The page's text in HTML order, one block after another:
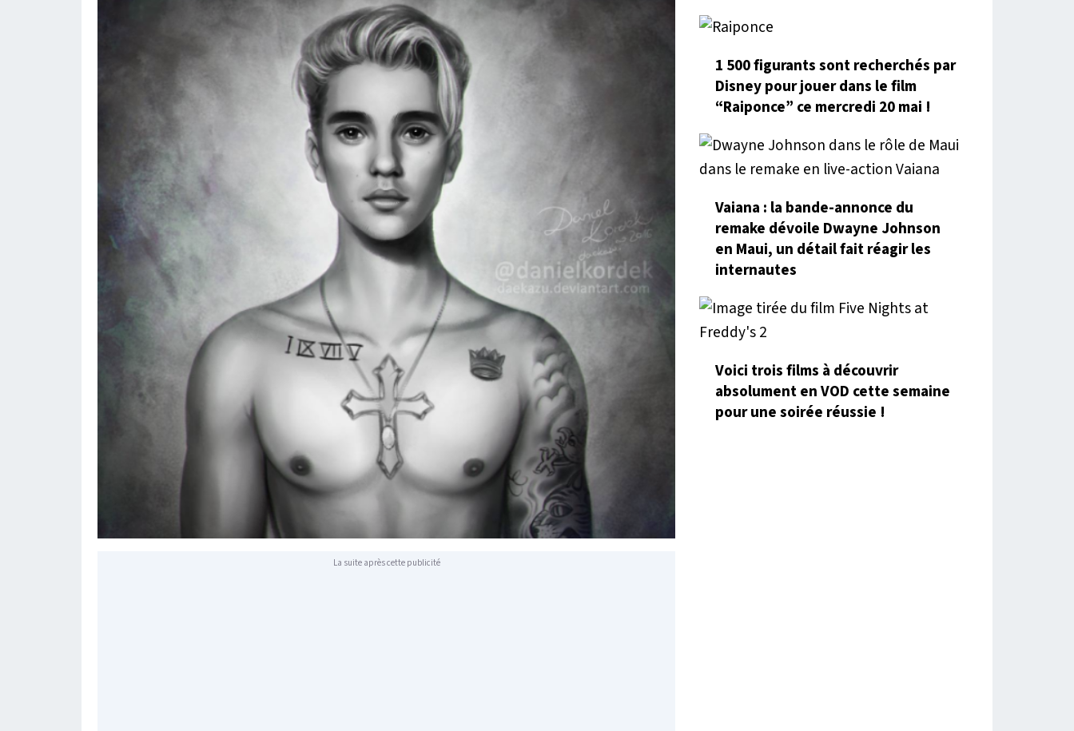
La suite après cette publicité
1 500 figurants sont recherchés par
Disney pour jouer dans le film
“Raiponce” ce mercredi 20 mai !
Vaiana : la bande-annonce du
remake dévoile Dwayne Johnson
en Maui, un détail fait réagir les
internautes
Voici trois films à découvrir
absolument en VOD cette semaine
pour une soirée réussie !